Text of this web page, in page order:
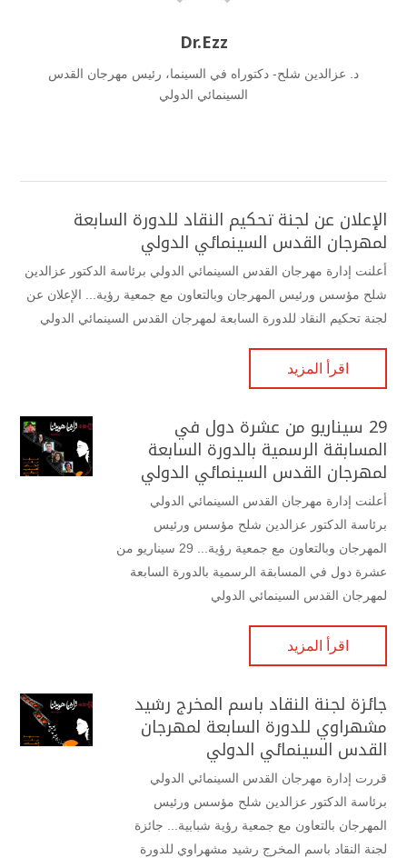
Dr.Ezz
د. عزالدين شلح- دكتوراه في السينما، رئيس مهرجان القدس
السينمائي الدولي
الإعلان عن لجنة تحكيم النقاد للدورة السابعة
لمهرجان القدس السينمائي الدولي
أعلنت إدارة مهرجان القدس السينمائي الدولي برئاسة الدكتور عزالدين
شلح مؤسس ورئيس المهرجان وبالتعاون مع جمعية رؤية... الإعلان عن
لجنة تحكيم النقاد للدورة السابعة لمهرجان القدس السينمائي الدولي
اقرأ المزيد
29 سيناريو من عشرة دول في
المسابقة الرسمية بالدورة السابعة
لمهرجان القدس السينمائي الدولي
أعلنت إدارة مهرجان القدس السينمائي الدولي
برئاسة الدكتور عزالدين شلح مؤسس ورئيس
المهرجان وبالتعاون مع جمعية رؤية... 29 سيناريو من
عشرة دول في المسابقة الرسمية بالدورة السابعة
لمهرجان القدس السينمائي الدولي
اقرأ المزيد
جائزة لجنة النقاد باسم المخرج رشيد
مشهراوي للدورة السابعة لمهرجان
القدس السينمائي الدولي
قررت إدارة مهرجان القدس السينمائي الدولي
برئاسة الدكتور عزالدين شلح مؤسس ورئيس
المهرجان بالتعاون مع جمعية رؤية شبابية... جائزة
لجنة النقاد باسم المخرج رشيد مشهراوي للدورة